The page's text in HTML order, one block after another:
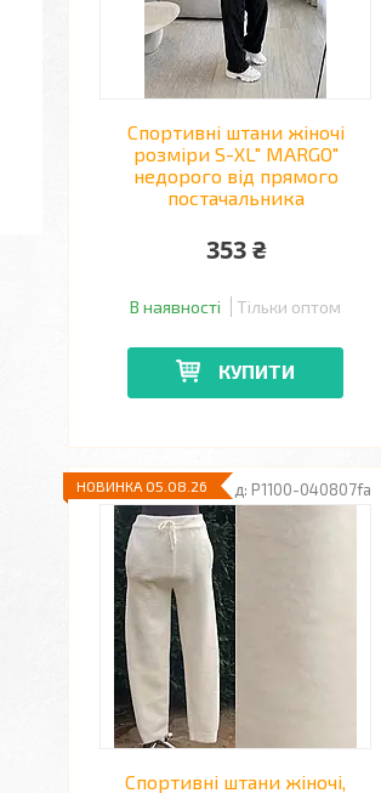
Спортивні штани жіночі
розміри S-XL" MARGO"
недорого від прямого
постачальника
353 ₴
В наявності Тільки оптом
КУПИТИ
P1100-040807fa
НОВИНКА 05.08.26
Спортивні штани жіночі,